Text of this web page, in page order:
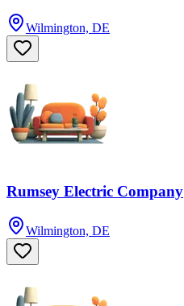
Wilmington, DE
Rumsey Electric Company
Wilmington, DE